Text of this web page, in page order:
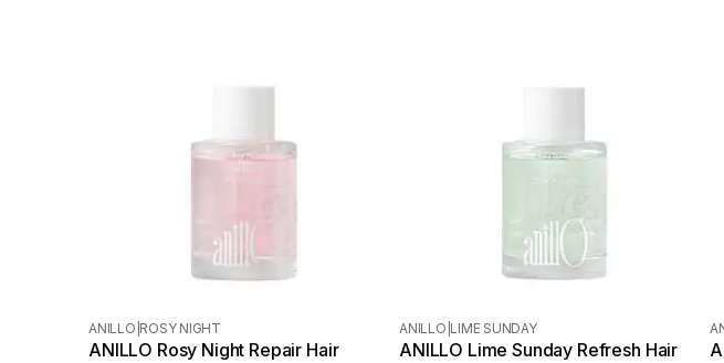
ANILLO ROSY NIGHT
ANILLO Rosy Night Repair Hair
ANILLO LIME SUNDAY
ANILLO Lime Sunday Refresh Hair